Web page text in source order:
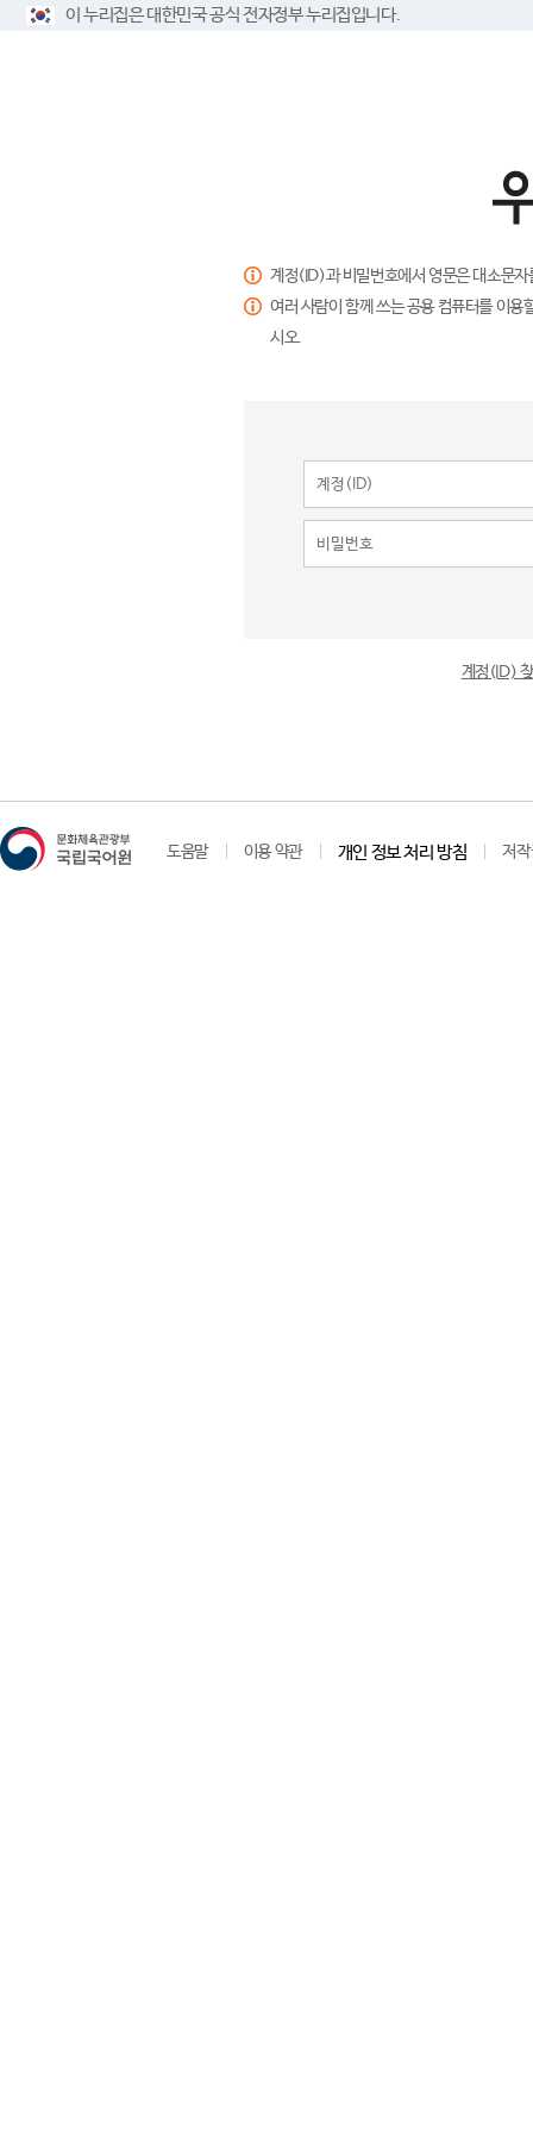
이 누리집은 대한민국 공식 전자정부 누리집입니다.
계정(ID)과 비밀번호에서 영문은 대소문
여러 사람이 함께 쓰는 공용 컴퓨터를 이
시오.
계정(ID)
도움말 이용 약관 개인 정보 처리 방침 저